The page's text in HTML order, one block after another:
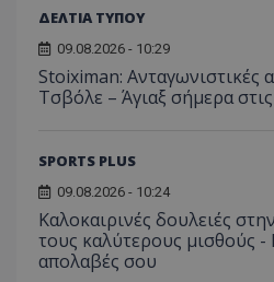
ΔΕΛΤΙΑ ΤΥΠΟΥ
09.08.2026 - 10:29
Stoiximan: Ανταγωνιστικές
Τσβόλε – Άγιαξ σήμερα
SPORTS PLUS
09.08.2026 - 10:24
Καλοκαιρινές δουλειές
τους καλύτερους μισθούς -
απολαβές σου